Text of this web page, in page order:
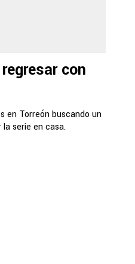
con
en Torreón buscando un
serie en casa.